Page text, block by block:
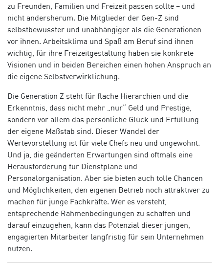
zu Freunden, Familien und Freizeit passen sollte – und
nicht andersherum. Die Mitglieder der Gen-Z sind
selbstbewusster und unabhängiger als die Generationen
vor ihnen. Arbeitsklima und Spaß am Beruf sind ihnen
wichtig, für ihre Freizeitgestaltung haben sie konkrete
Visionen und in beiden Bereichen einen hohen Anspruch an
die eigene Selbstverwirklichung.
Die Generation Z steht für flache Hierarchien und die
Erkenntnis, dass nicht mehr „nur“ Geld und Prestige,
sondern vor allem das persönliche Glück und Erfüllung
der eigene Maßstab sind. Dieser Wandel der
Wertevorstellung ist für viele Chefs neu und ungewohnt.
Und ja, die geänderten Erwartungen sind oftmals eine
Herausforderung für Dienstpläne und
Personalorganisation. Aber sie bieten auch tolle Chancen
und Möglichkeiten, den eigenen Betrieb noch attraktiver zu
machen für junge Fachkräfte. Wer es versteht,
entsprechende Rahmenbedingungen zu schaffen und
darauf einzugehen, kann das Potenzial dieser jungen,
engagierten Mitarbeiter langfristig für sein Unternehmen
nutzen.